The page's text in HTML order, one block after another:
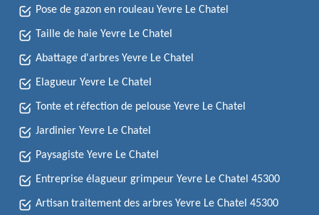
Pose de gazon en rouleau Yevre Le Chatel
Taille de haie Yevre Le Chatel
Abattage d'arbres Yevre Le Chatel
Elagueur Yevre Le Chatel
Tonte et réfection de pelouse Yevre Le Chatel
Jardinier Yevre Le Chatel
Paysagiste Yevre Le Chatel
Entreprise élagueur grimpeur Yevre Le Chatel 45300
Artisan traitement des arbres Yevre Le Chatel 45300